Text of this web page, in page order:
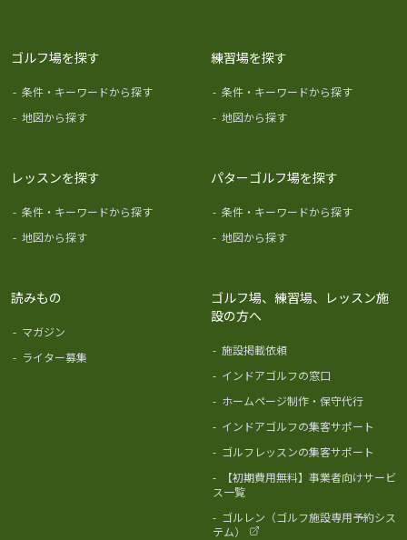
ゴルフ場を探す
- 条件・キーワードから探す
- 地図から探す
練習場を探す
- 条件・キーワードから探す
- 地図から探す
レッスンを探す
- 条件・キーワードから探す
- 地図から探す
パターゴルフ場を探す
- 条件・キーワードから探す
- 地図から探す
読みもの
- マガジン
- ライター募集
ゴルフ場、練習場、レッスン施
設の方へ
- 施設掲載依頼
- インドアゴルフの窓口
- ホームページ制作・保守代行
- インドアゴルフの集客サポート
- ゴルフレッスンの集客サポート
-
【初期費用無料】事業者向けサービ
ス一覧
- ゴルレン（ゴルフ施設専用予約シス
テム）